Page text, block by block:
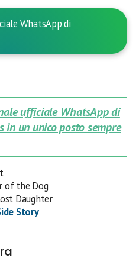
WhatsApp di
ufficiale WhatsApp di
in un unico posto sempre
of the Dog
Daughter
Story